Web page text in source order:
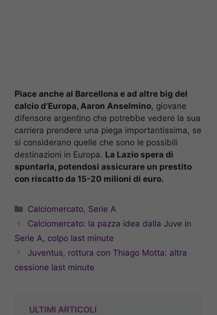
Piace anche al Barcellona e ad altre big del
calcio d’Europa, Aaron Anselmino, giovane
difensore argentino che potrebbe vedere la sua
carriera prendere una piega importantissima, se
si considerano quelle che sono le possibili
destinazioni in Europa. La Lazio spera di
spuntarla, potendosi assicurare un prestito
con riscatto da 15-20 milioni di euro.
Categorie
Calciomercato, Serie A
Calciomercato: la pazza idea dalla Juve in
Serie A, colpo last minute
Juventus, rottura con Thiago Motta: altra
cessione last minute
ULTIMI ARTICOLI